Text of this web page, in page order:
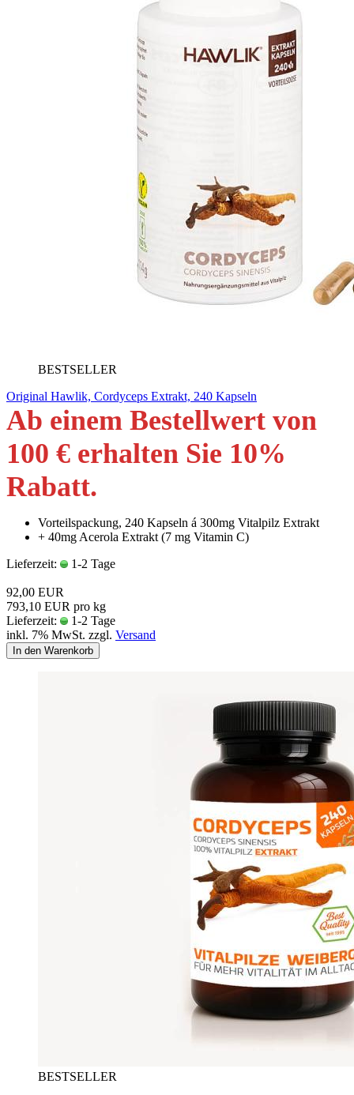
BESTSELLER
Original Hawlik, Cordyceps Extrakt, 240 Kapseln
Ab einem Bestellwert von
100 € erhalten Sie 10%
Rabatt.
Vorteilspackung, 240 Kapseln á 300mg Vitalpilz Extrakt
+ 40mg Acerola Extrakt (7 mg Vitamin C)
Lieferzeit:
1-2 Tage
92,00 EUR
793,10 EUR pro kg
Lieferzeit:
1-2 Tage
inkl. 7% MwSt. zzgl. Versand
In den Warenkorb
BESTSELLER